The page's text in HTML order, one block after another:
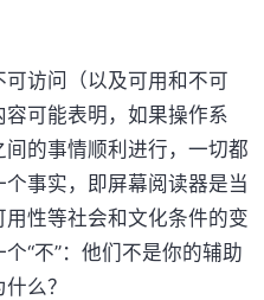
访问（以及可用和不可
可能表明，如果操作系
的事情顺利进行，一切都
事实，即屏幕阅读器是当
性等社会和文化条件的变
“不”：他们不是你的辅助
么？